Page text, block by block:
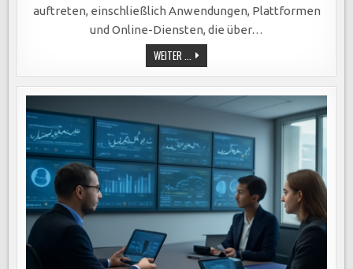
auftreten, einschließlich Anwendungen, Plattformen
und Online-Diensten, die über…
WEITER ... DIGITALE
SERVICES:
SCHLÜSSEL
ZUM
UNTERNEHMENSERFOLG
KUNDENERFAHRUNG
UND
KOSTENSENKUNGEN
IN
DER
DIGITALEN
ÄRA.